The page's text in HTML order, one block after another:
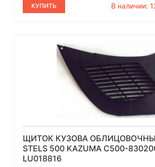
КУПИТЬ В наличии:
ЩИТОК КУЗОВА
STELS 500 KAZUMA C500-
LU018816